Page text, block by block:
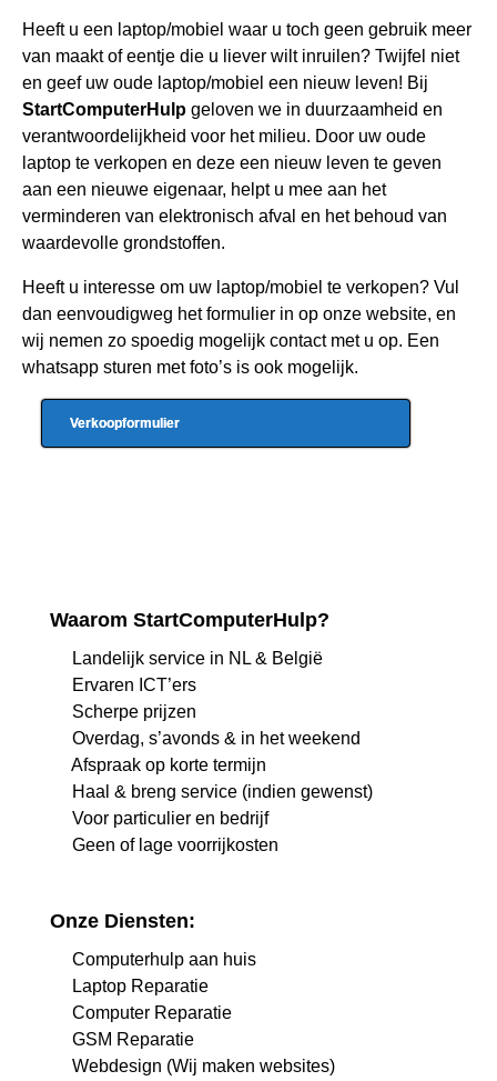
Heeft u een laptop/mobiel waar u toch geen gebruik meer
van maakt of eentje die u liever wilt inruilen? Twijfel niet
en geef uw oude laptop/mobiel een nieuw leven! Bij
StartComputerHulp geloven we in duurzaamheid en
verantwoordelijkheid voor het milieu. Door uw oude
laptop te verkopen en deze een nieuw leven te geven
aan een nieuwe eigenaar, helpt u mee aan het
verminderen van elektronisch afval en het behoud van
waardevolle grondstoffen.
Heeft u interesse om uw laptop/mobiel te verkopen? Vul
dan eenvoudigweg het formulier in op onze website, en
wij nemen zo spoedig mogelijk contact met u op. Een
whatsapp sturen met foto’s is ook mogelijk.
Verkoopformulier
Waarom StartComputerHulp?
Landelijk service in NL & België
Ervaren ICT’ers
Scherpe prijzen
Overdag, s’avonds & in het weekend
Afspraak op korte termijn
Haal & breng service (indien gewenst)
Voor particulier en bedrijf
Geen of lage voorrijkosten
Onze Diensten:
Computerhulp aan huis
Laptop Reparatie
Computer Reparatie
GSM Reparatie
Webdesign (Wij maken websites)